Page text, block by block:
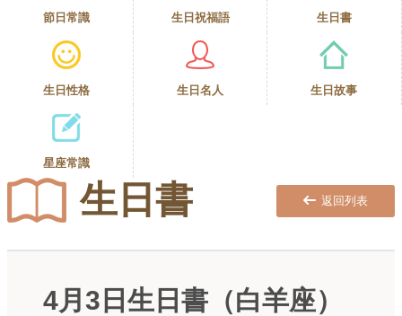
節日常識 生日祝福語 生日書
生日性格 生日名人 生日故事
星座常識
生日書 返回列表
4月3日生日書（白羊座）